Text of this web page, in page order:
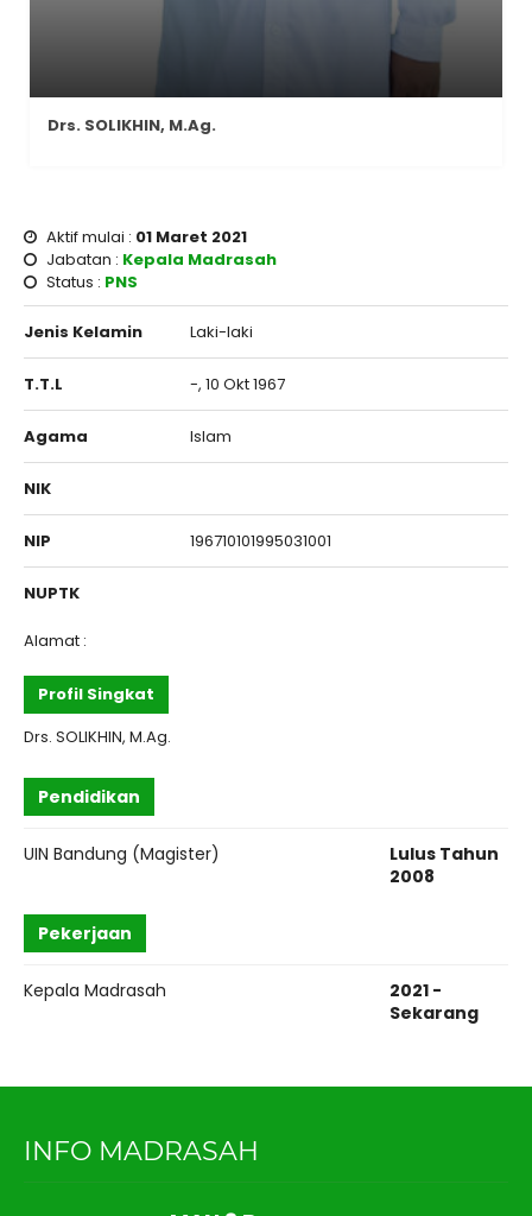
Drs. SOLIKHIN, M.Ag.
Aktif mulai : 01 Maret 2021
Jabatan : Kepala Madrasah
Status : PNS
Jenis Kelamin Laki-laki
T.T.L -, 10 Okt 1967
Agama Islam
NIK
NIP 196710101995031001
NUPTK
Alamat :
Profil Singkat
Drs. SOLIKHIN, M.Ag.
Pendidikan
UIN Bandung (Magister)
Lulus Tahun
2008
Pekerjaan
Kepala Madrasah
2021 -
Sekarang
INFO MADRASAH